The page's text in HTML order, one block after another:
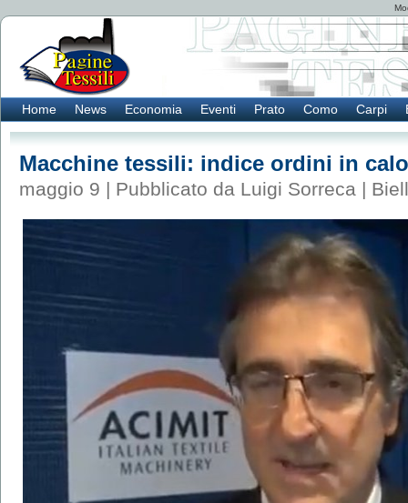
Home News Economia Eventi Prato Como Carpi
Macchine tessili: indice ordini in
maggio 9 | Pubblicato da Luigi Sorreca |